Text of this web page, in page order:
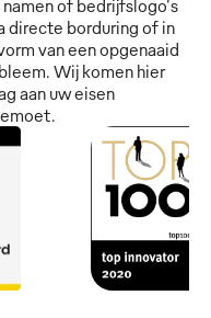
namen of bedrijfslogo's
directe borduring of in
van een opgenaaid
Wij komen hier
aan uw eisen